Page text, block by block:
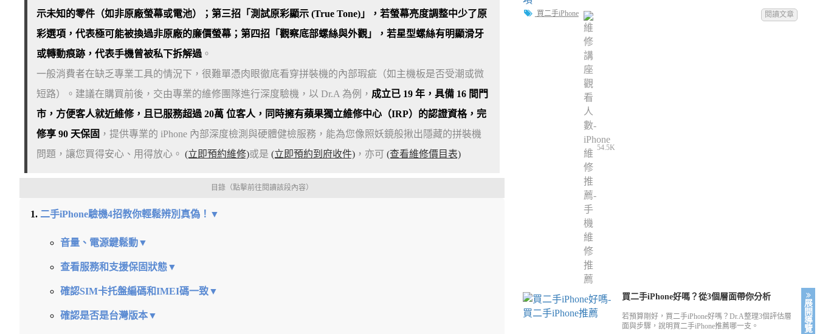
示未知的零件（如非原廠螢幕或電池）；第三招「測試原彩顯示 (True Tone)」，若螢幕亮度調整中少了原
彩選項，代表極可能被換過非原廠的廉價螢幕；第四招「觀察底部螺絲與外觀」，若星型螺絲有明顯滑牙
或轉動痕跡，代表手機曾被私下拆解過。
一般消費者在缺乏專業工具的情況下，很難單憑肉眼徹底看穿拼裝機的內部瑕疵（如主機板是否受潮或微
短路）。建議在購買前後，交由專業的維修團隊進行深度驗機，以 Dr.A 為例， 成立已 19 年，具備 16 間門
市，方便客人就近維修，且已服務超過 20萬 位客人，同時擁有蘋果獨立維修中心（IRP）的認證資格，完
修享 90 天保固 ，提供專業的 iPhone 內部深度檢測與硬體健檢服務，能為您像照妖鏡般揪出隱藏的拼裝機
問題，讓您買得安心、用得放心。 (立即預約維修)或是 (立即預約到府收件)，亦可 (查看維修價目表)
目錄（點擊前往閱讀該段內容）
二手iPhone驗機4招教你輕鬆辨別真偽！▼
音量、電源鍵鬆動▼
查看服務和支援保固狀態▼
確認SIM卡托盤編碼和IMEI碼一致▼
確認是否是台灣版本▼
買二手iPhone
54.5K
閱讀文章
買二手iPhone好嗎？從3個層面帶你分析
若預算剛好，買二手iPhone好嗎？Dr.A整理3個評估層
面與步驟，說明買二手iPhone推薦哪一支。
展
開
導
覽